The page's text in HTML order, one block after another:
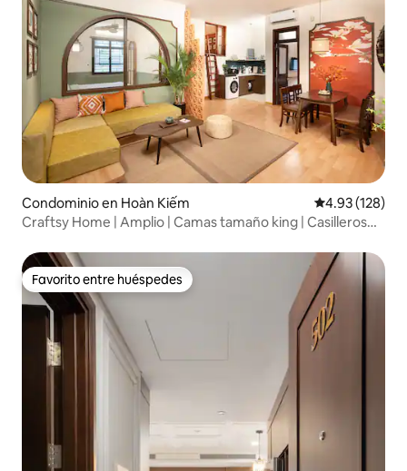
Condominio en Hoàn Kiếm Calificación
4.93 (128)
Craftsy Home | Amplio | Camas tamaño king | Casilleros
Favorito entre huéspedes
Favorito entre huéspedes